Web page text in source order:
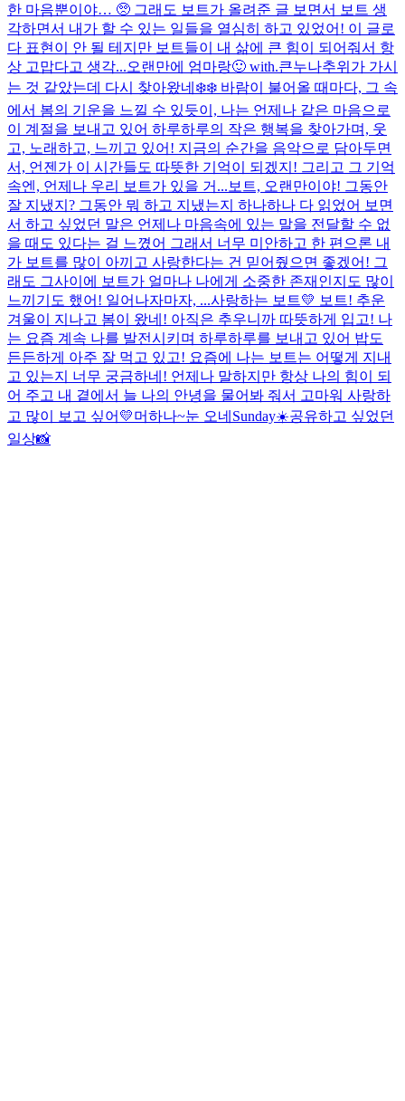
한 마음뿐이야… 🥺 그래도 보트가 올려준 글 보면서 보트 생
각하면서 내가 할 수 있는 일들을 열심히 하고 있었어! 이 글로
다 표현이 안 될 테지만 보트들이 내 삶에 큰 힘이 되어줘서 항
상 고맙다고 생각...오랜만에 엄마랑🙂 with.큰누나추위가 가시
는 것 같았는데 다시 찾아왔네❄️❄️ 바람이 불어올 때마다, 그 속
에서 봄의 기운을 느낄 수 있듯이, 나는 언제나 같은 마음으로
이 계절을 보내고 있어 하루하루의 작은 행복을 찾아가며, 웃
고, 노래하고, 느끼고 있어! 지금의 순간을 음악으로 담아두면
서, 언젠가 이 시간들도 따뜻한 기억이 되겠지! 그리고 그 기억
속엔, 언제나 우리 보트가 있을 거... 보트, 오랜만이야! 그동안
잘 지냈지? 그동안 뭐 하고 지냈는지 하나하나 다 읽었어 보면
서 하고 싶었던 말은 언제나 마음속에 있는 말을 전달할 수 없
을 때도 있다는 걸 느꼈어 그래서 너무 미안하고 한 편으론 내
가 보트를 많이 아끼고 사랑한다는 건 믿어줬으면 좋겠어! 그
래도 그사이에 보트가 얼마나 나에게 소중한 존재인지도 많이
느끼기도 했어! 일어나자마자, ...사랑하는 보트💛 보트! 추운
겨울이 지나고 봄이 왔네! 아직은 추우니까 따뜻하게 입고! 나
는 요즘 계속 나를 발전시키며 하루하루를 보내고 있어 밥도
든든하게 아주 잘 먹고 있고! 요즘에 나는 보트는 어떻게 지내
고 있는지 너무 궁금하네! 언제나 말하지만 항상 나의 힘이 되
어 주고 내 곁에서 늘 나의 안녕을 물어봐 줘서 고마워 사랑하
고 많이 보고 싶어💛머하나~눈 오네 Sunday☀️공유하고 싶었던
일상📸